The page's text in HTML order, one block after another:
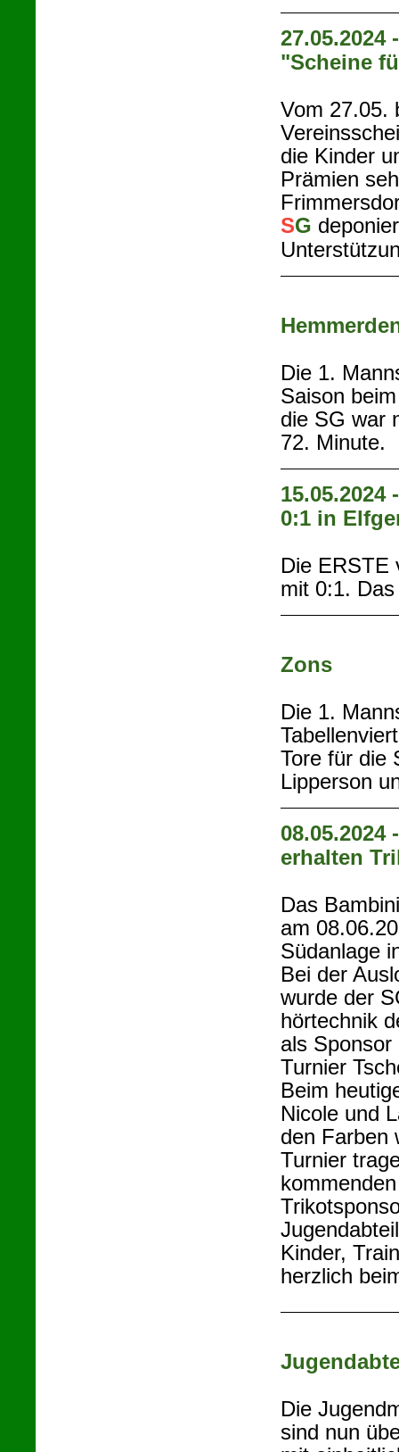
27.05.2024
"Scheine
Vom 27.05.
die Kinder
Prämien
SG
Die 1.
Saison
die SG war
72. Minute.
15.05.2024
0:1 in
Die ERSTE
mit 0:1.
Zons
Die 1.
Tore für die
Lipperson
08.05.2024
erhalten
Das
am
Südanlage
Bei der
wurde der
hörtechnik
als
Turnier
Beim
Nicole und
den Farben
Turnier
Kinder,
herzlich
Die
sind nun